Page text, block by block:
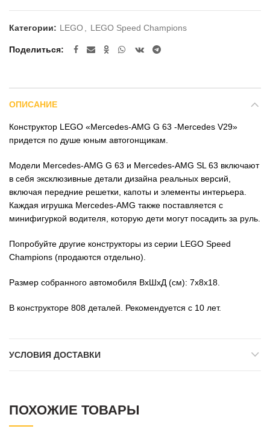
Категории: LEGO LEGO Speed Champions
Поделиться
ОПИСАНИЕ
Конструктор LEGO «Mercedes-AMG G 63 -Mercedes V29»
придется по душе юным автогонщикам.
Модели Mercedes-AMG G 63 и Mercedes-AMG SL 63 включают
в себя эксклюзивные детали дизайна реальных версий,
включая передние решетки, капоты и элементы интерьера.
Каждая игрушка Mercedes-AMG также поставляется с
минифигуркой водителя, которую дети могут посадить за руль.
Попробуйте другие конструкторы из серии LEGO Speed
Champions (продаются отдельно).
Размер собранного автомобиля ВхШхД (см): 7х8х18.
В конструкторе 808 деталей. Рекомендуется с 10 лет.
УСЛОВИЯ ДОСТАВКИ
ПОХОЖИЕ ТОВАРЫ